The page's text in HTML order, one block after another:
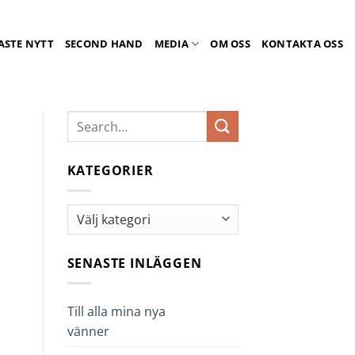
NYTT SECOND HAND MEDIA OM OSS KONTAKTA OSS
KATEGORIER
Kategorier
SENASTE INLÄGGEN
Till alla mina nya
vänner